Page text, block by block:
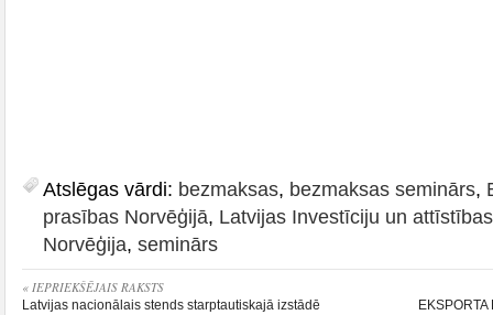
Atslēgas vārdi: bezmaksas, bezmaksas seminārs,
prasības Norvēģijā, Latvijas Investīciju un
Norvēģija, seminārs
« IEPRIEKŠĒJAIS RAKSTS
Latvijas nacionālais stends starptautiskajā izstādē